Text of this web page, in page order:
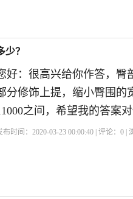
？
好：很高兴给你作答，臀
分修饰上提，缩小臀围的
之间，希望我的答案
布时间：2020-03-23 00:00:40 | 评论：0 |